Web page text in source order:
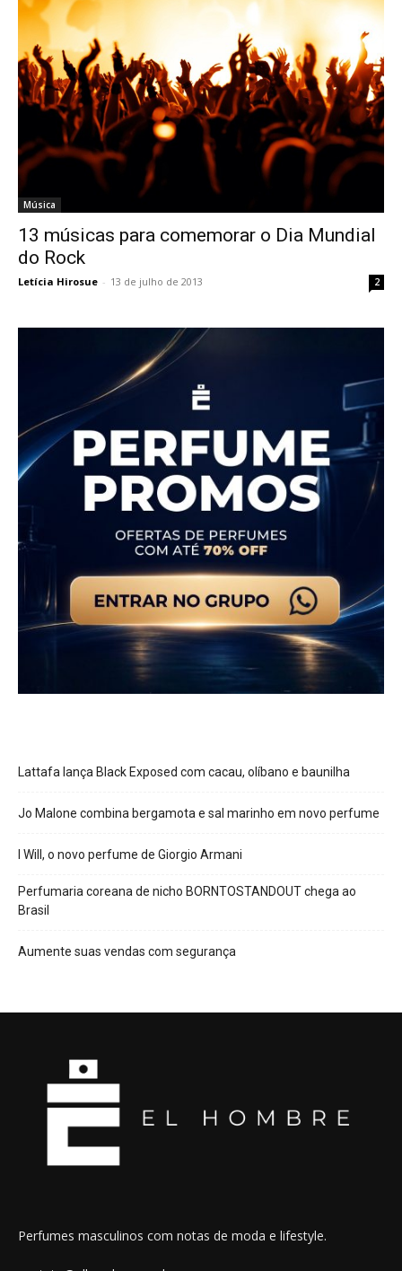
Música
13 músicas para comemorar o Dia Mundial
do Rock
Letícia Hirosue - 13 de julho de 2013 2
Lattafa lança Black Exposed com cacau, olíbano e baunilha
Jo Malone combina bergamota e sal marinho em novo perfume
I Will, o novo perfume de Giorgio Armani
Perfumaria coreana de nicho BORNTOSTANDOUT chega ao
Brasil
Aumente suas vendas com segurança
Perfumes masculinos com notas de moda e lifestyle.